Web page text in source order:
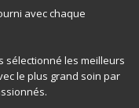
avec chaque
sélectionné les meilleurs
le plus grand soin par